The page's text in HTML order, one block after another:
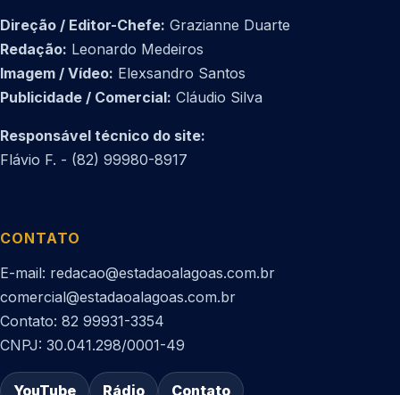
Direção / Editor-Chefe: Grazianne Duarte
Redação: Leonardo Medeiros
Imagem / Vídeo: Elexsandro Santos
Publicidade / Comercial: Cláudio Silva
Responsável técnico do site:
Flávio F. - (82) 99980-8917
CONTATO
E-mail: redacao@estadaoalagoas.com.br
comercial@estadaoalagoas.com.br
Contato: 82 99931-3354
CNPJ: 30.041.298/0001-49
YouTube Rádio Contato